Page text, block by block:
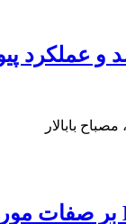
و عملکرد
بابالار